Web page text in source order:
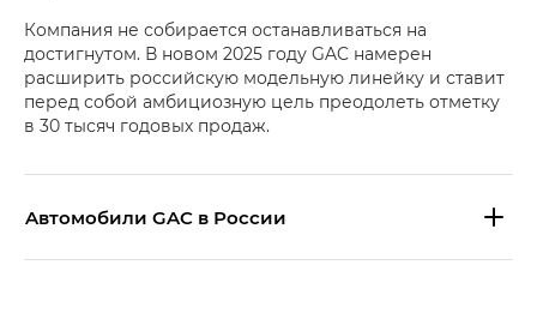
Компания не собирается останавливаться на
достигнутом. В новом 2025 году GAC намерен
расширить российскую модельную линейку и ставит
перед собой амбициозную цель преодолеть отметку
в 30 тысяч годовых продаж.
Aвтомобили GAC в России